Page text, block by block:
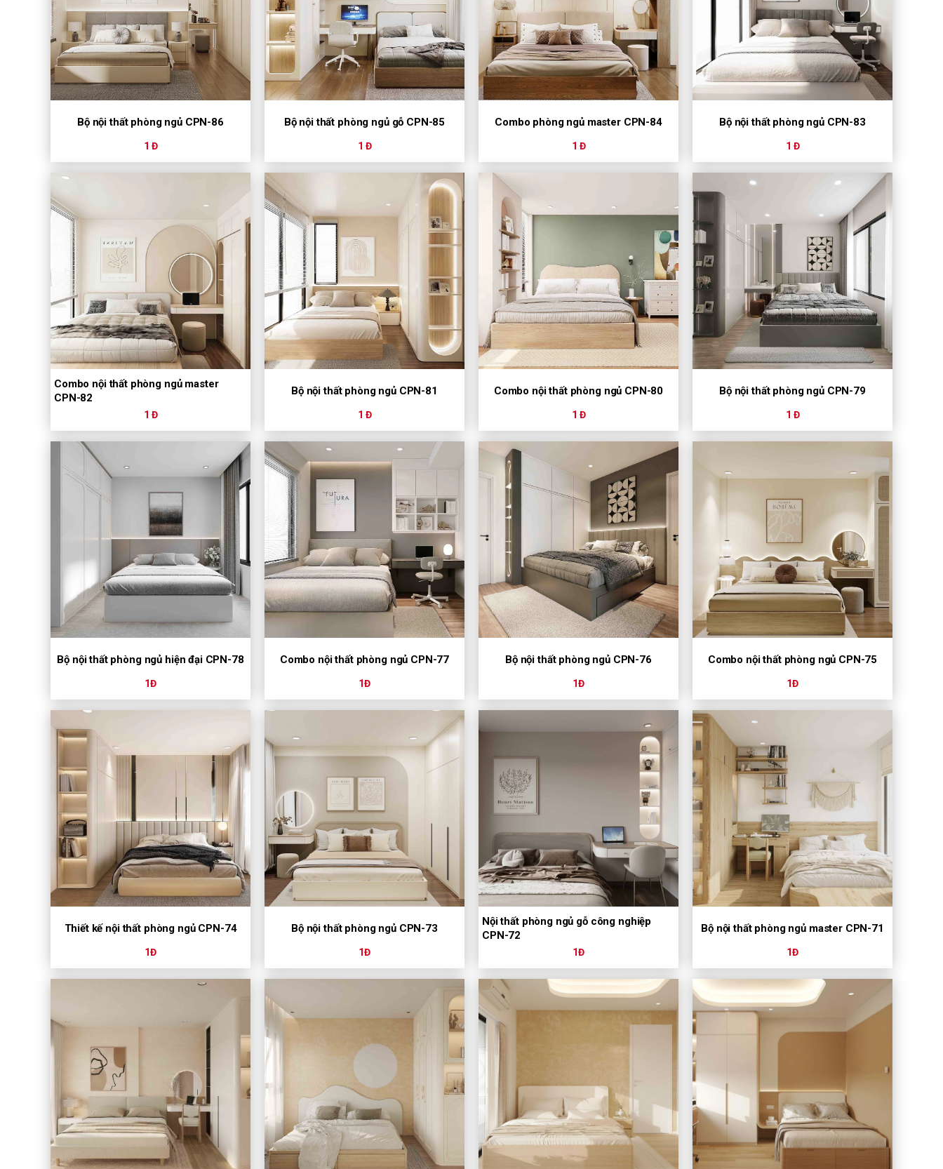
Bộ nội thất phòng ngủ CPN-86
1 Đ
Bộ nội thất phòng ngủ gỗ CPN-85
1 Đ
Combo phòng ngủ master CPN-84
1 Đ
Bộ nội thất phòng ngủ CPN-83
1 Đ
Combo nội thất phòng ngủ master
CPN-82
1 Đ
Bộ nội thất phòng ngủ CPN-81
1 Đ
Combo nội thất phòng ngủ CPN-80
1 Đ
Bộ nội thất phòng ngủ CPN-79
1 Đ
Bộ nội thất phòng ngủ hiện đại CPN-78
1Đ
Combo nội thất phòng ngủ CPN-77
1Đ
Bộ nội thất phòng ngủ CPN-76
1Đ
Combo nội thất phòng ngủ CPN-75
1Đ
Thiết kế nội thất phòng ngủ CPN-74
1Đ
Bộ nội thất phòng ngủ CPN-73
1Đ
Nội thất phòng ngủ gỗ công nghiệp
CPN-72
1Đ
Bộ nội thất phòng ngủ master CPN-71
1Đ